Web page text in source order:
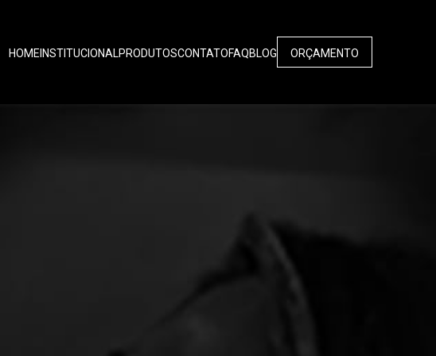
HOME INSTITUCIONALPRODUTOSCONTATOFAQBLOG ORÇAMENTO